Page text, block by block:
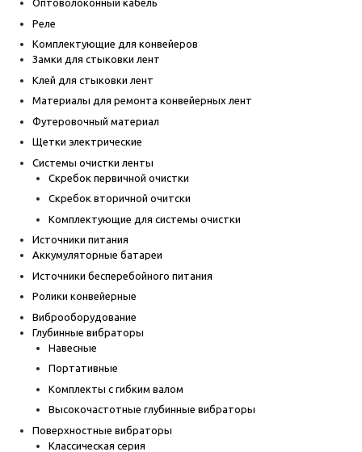
Оптоволоконный кабель
Реле
Комплектующие для конвейеров
Замки для стыковки лент
Клей для стыковки лент
Материалы для ремонта конвейерных лент
Футеровочный материал
Щетки электрические
Системы очистки ленты
Скребок первичной очистки
Скребок вторичной очитски
Комплектующие для системы очистки
Источники питания
Аккумуляторные батареи
Источники бесперебойного питания
Ролики конвейерные
Виброоборудование
Глубинные вибраторы
Навесные
Портативные
Комплекты с гибким валом
Высокочастотные глубинные вибраторы
Поверхностные вибраторы
Классическая серия